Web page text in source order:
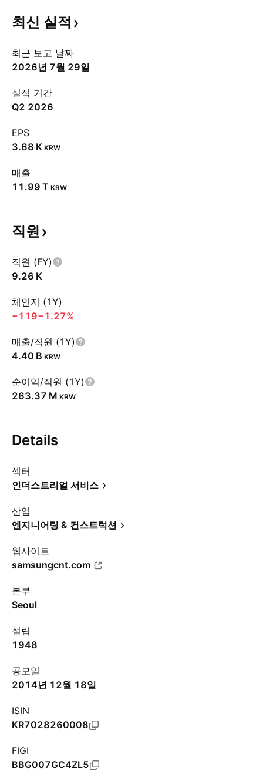
최신 실적
최근 보고 날짜
2026년 7월 29일
실적 기간
Q2 2026
EPS
‪3.68 K‬ KRW
매출
‪11.99 T‬ KRW
직원
직원 (FY)
‪9.26 K‬
체인지 (1Y)
−119−1.27%
매출/직원 (1Y)
‪4.40 B‬ KRW
순이익/직원 (1Y)
‪263.37 M‬ KRW
Details
섹터
인더스트리얼 서비스
산업
엔지니어링 & 컨스트럭션
웹사이트
samsungcnt.com
본부
Seoul
설립
1948
공모일
2014년 12월 18일
ISIN
KR7028260008
FIGI
BBG007GC4ZL5